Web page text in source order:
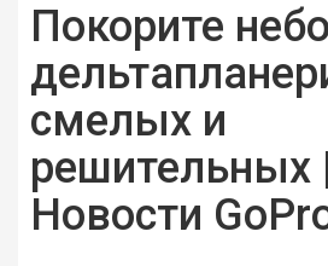
Покорите
смелых и
решительных |
Новости